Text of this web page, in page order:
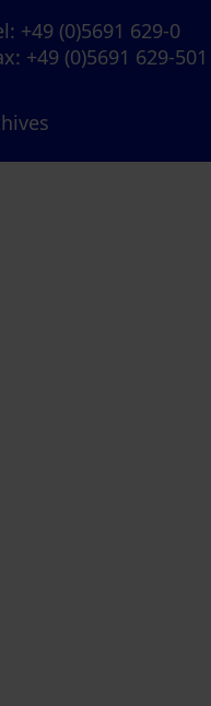
: +49 (0)5691 629-0
: +49 (0)5691 629-501